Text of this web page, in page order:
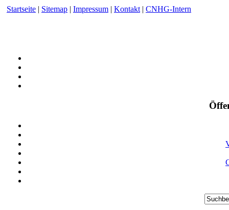
Startseite | Sitemap | Impressum | Kontakt | CNHG-Intern